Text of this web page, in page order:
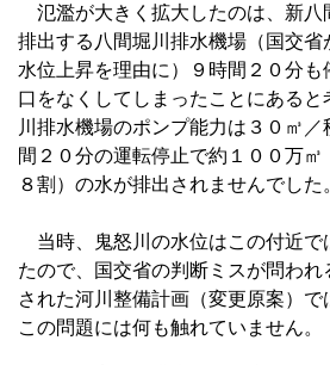
氾濫が大きく拡大したのは、新八
排出する八間堀川排水機場（国交
水位上昇を理由に）９時間２０分も
口をなくしてしまったことにある
川排水機場のポンプ能力は３０㎥
間２０分の運転停止で約１００万
８割）の水が排出されませんでした
当時、鬼怒川の水位はこの付近で
たので、国交省の判断ミスが問わ
された河川整備計画（変更原案）で
この問題には何も触れていません。